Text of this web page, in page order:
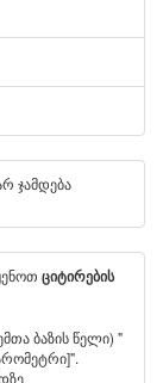
ჯამდება
ციტირების
ბაზის წელი) "